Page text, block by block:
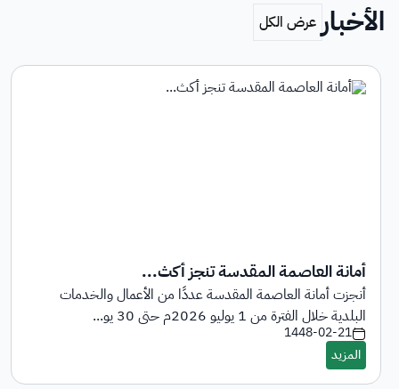
الأخبار
أمانة العاصمة المقدسة تنجز أكث...
أنجزت أمانة العاصمة المقدسة عددًا من الأعمال والخدمات
البلدية خلال الفترة من 1 يوليو 2026م حتى 30 يو...
1448-02-21